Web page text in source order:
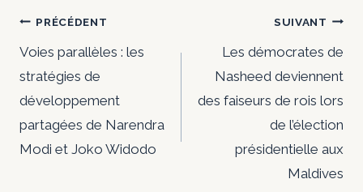
Navigation
de
l’article
PRÉCÉDENT
Voies parallèles : les
stratégies de
développement
partagées de Narendra
Modi et Joko Widodo
SUIVANT
Les démocrates de
Nasheed deviennent
des faiseurs de rois lors
de l’élection
présidentielle aux
Maldives